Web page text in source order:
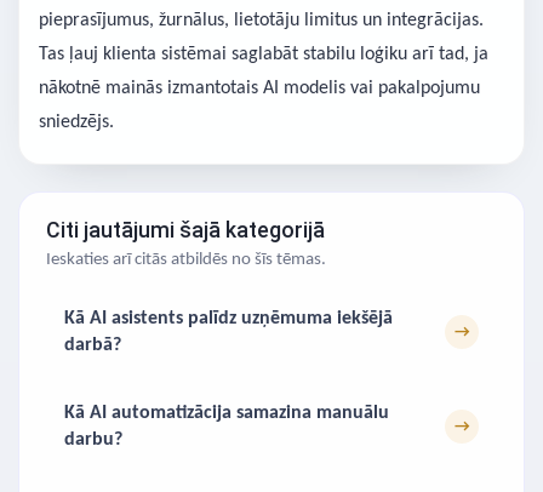
pieprasījumus, žurnālus, lietotāju limitus un integrācijas.
Tas ļauj klienta sistēmai saglabāt stabilu loģiku arī tad, ja
nākotnē mainās izmantotais AI modelis vai pakalpojumu
sniedzējs.
Citi jautājumi šajā kategorijā
Ieskaties arī citās atbildēs no šīs tēmas.
Kā AI asistents palīdz uzņēmuma iekšējā
darbā?
→
Kā AI automatizācija samazina manuālu
darbu?
→